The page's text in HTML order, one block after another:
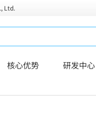
Ltd.
核心优势 研发中心